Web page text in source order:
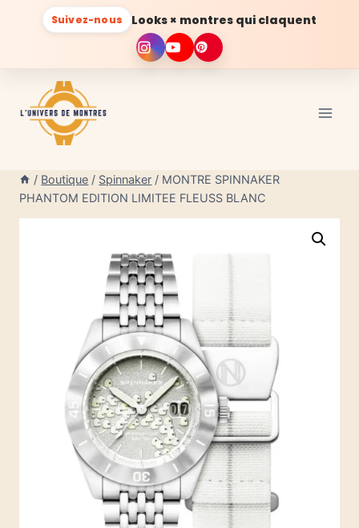
Suivez-nous Looks × montres qui claquent
contenu
/ Boutique / Spinnaker / MONTRE SPINNAKER
PHANTOM EDITION LIMITEE FLEUSS BLANC